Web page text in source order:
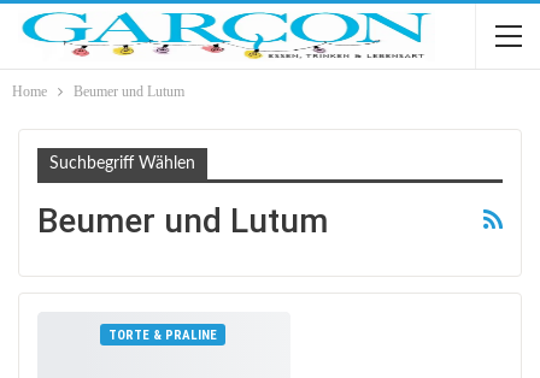
Home Beumer und Lutum
Suchbegriff Wählen
Beumer und Lutum
TORTE & PRALINE